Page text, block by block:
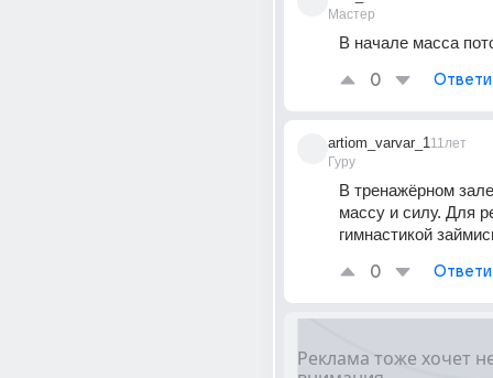
Мастер
В начале масса
0
artiom_varvar_1
Гуру
11лет
В тренажёрном
массу и силу. Для
гимнастикой
0